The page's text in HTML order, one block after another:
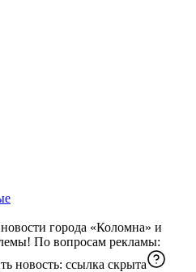
города «Коломна» и
По вопросам рекламы:
новость: ссылка скрыта